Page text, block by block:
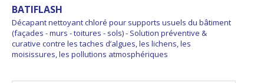
BATIFLASH
Décapant nettoyant chloré pour supports usuels du bâtiment
(façades - murs - toitures - sols) - Solution préventive &
curative contre les taches d’algues, les lichens, les
moisissures, les pollutions atmosphériques